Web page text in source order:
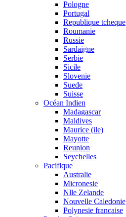
Pologne
Portugal
Republique tcheque
Roumanie
Russie
Sardaigne
Serbie
Sicile
Slovenie
Suede
Suisse
Océan Indien
Madagascar
Maldives
Maurice (ile)
Mayotte
Reunion
Seychelles
Pacifique
Australie
Micronesie
Nlle Zelande
Nouvelle Caledonie
Polynesie francaise